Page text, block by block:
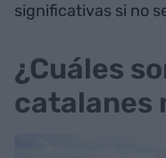
significativas si no
¿Cuáles
catalanes